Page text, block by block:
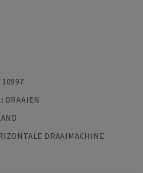
10997
: DRAAIEN
DRAAIMACHINE